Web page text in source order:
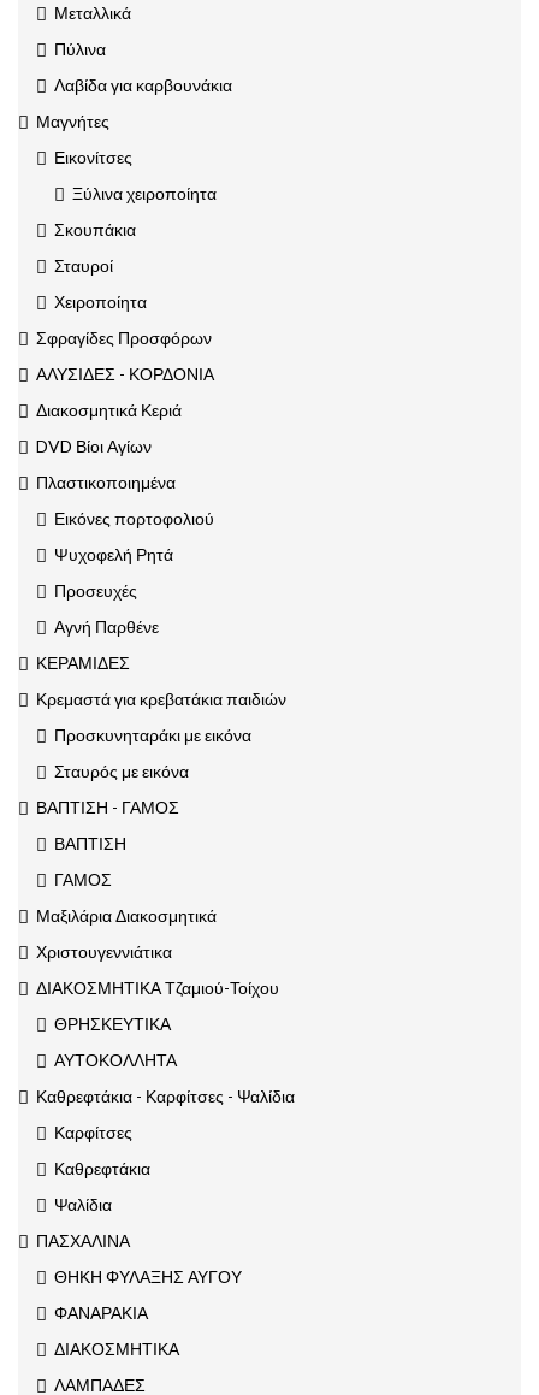
Μεταλλικά
Πύλινα
Λαβίδα για καρβουνάκια
Μαγνήτες
Εικονίτσες
Ξύλινα χειροποίητα
Σκουπάκια
Σταυροί
Χειροποίητα
Σφραγίδες Προσφόρων
ΑΛΥΣΙΔΕΣ - ΚΟΡΔΟΝΙΑ
Διακοσμητικά Κεριά
DVD Βίοι Αγίων
Πλαστικοποιημένα
Εικόνες πορτοφολιού
Ψυχοφελή Ρητά
Προσευχές
Αγνή Παρθένε
ΚΕΡΑΜΙΔΕΣ
Κρεμαστά για κρεβατάκια παιδιών
Προσκυνηταράκι με εικόνα
Σταυρός με εικόνα
ΒΑΠΤΙΣΗ - ΓΑΜΟΣ
ΒΑΠΤΙΣΗ
ΓΑΜΟΣ
Μαξιλάρια Διακοσμητικά
Χριστουγεννιάτικα
ΔΙΑΚΟΣΜΗΤΙΚΑ Τζαμιού-Τοίχου
ΘΡΗΣΚΕΥΤΙΚΑ
ΑΥΤΟΚΟΛΛΗΤΑ
Καθρεφτάκια - Καρφίτσες - Ψαλίδια
Καρφίτσες
Καθρεφτάκια
Ψαλίδια
ΠΑΣΧΑΛΙΝΑ
ΘΗΚΗ ΦΥΛΑΞΗΣ ΑΥΓΟΥ
ΦΑΝΑΡΑΚΙΑ
ΔΙΑΚΟΣΜΗΤΙΚΑ
ΛΑΜΠΑΔΕΣ